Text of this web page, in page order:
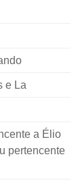
e La
a Élio
pertencente